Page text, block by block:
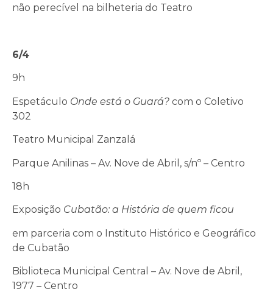
não perecível na bilheteria do Teatro
6/4
9h
Espetáculo Onde está o Guará? com o Coletivo
302
Teatro Municipal Zanzalá
Parque Anilinas – Av. Nove de Abril, s/nº – Centro
18h
Exposição Cubatão: a História de quem ficou
em parceria com o Instituto Histórico e Geográfico
de Cubatão
Biblioteca Municipal Central – Av. Nove de Abril,
1977 – Centro